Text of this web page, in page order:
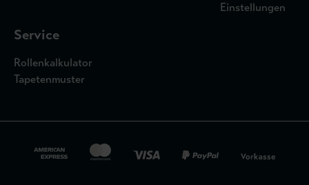
Einstellungen
Service
Rollenkalkulator
Tapetenmuster